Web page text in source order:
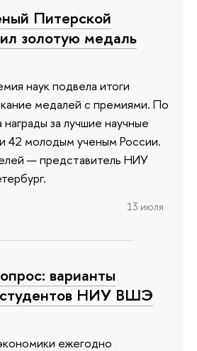
Питерской
золотую медаль
наук подвела итоги
медалей с премиями. По
за лучшие научные
42 молодым ученым России.
— представитель НИУ
13 июля
варианты
НИУ ВШЭ
ежегодно